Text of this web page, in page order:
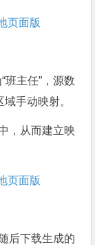
班主任”，源数
域手动映射。
，从而建立映
后下载生成的